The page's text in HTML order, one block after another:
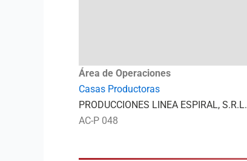
Área de Operaciones
Casas Productoras
PRODUCCIONES LINEA ESPIRAL, S.R.L.
AC-P 048